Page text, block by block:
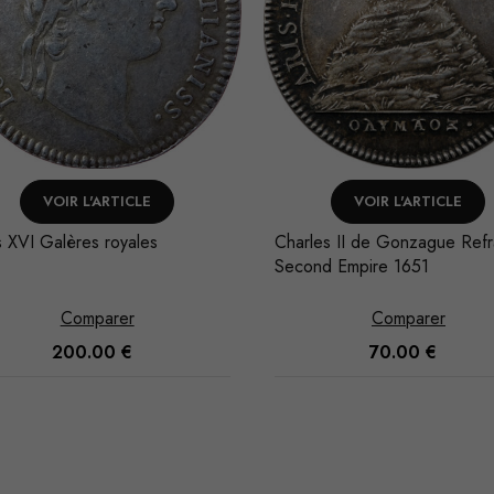
VOIR L'ARTICLE
XVI Galères royales
Comparer
200.00 €
VOIR L'ARTICLE
Charles II de Gonzague
Second Empire 1651
Comparer
70.00 €
Statistiques
Afin que
nous
puissions
améliorer la
fonctionnalité
structure du
site Web, en